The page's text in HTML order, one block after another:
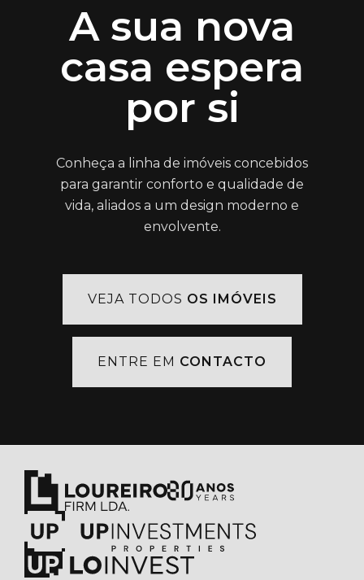
A sua nova
casa espera
por si
Conheça a linha de imóveis concebidos
para garantir conforto e qualidade de
vida, aliados a um design moderno e
envolvente.
VEJA TODOS OS IMÓVEIS
ENTRE EM CONTACTO